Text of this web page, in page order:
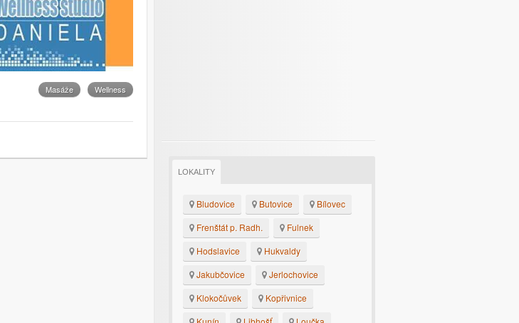
Masáže Wellness
LOKALITY
Bludovice Butovice
Bílovec
Frenštát p. Radh.
Fulnek
Hodslavice
Hukvaldy
Jakubčovice
Jerlochovice
Klokočůvek
Kopřivnice